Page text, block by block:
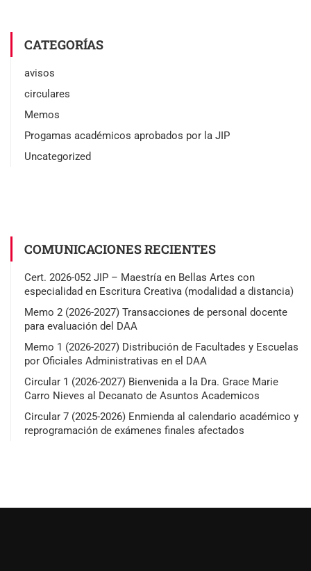
CATEGORÍAS
avisos
circulares
Memos
Progamas académicos aprobados por la JIP
Uncategorized
COMUNICACIONES RECIENTES
Cert. 2026-052 JIP – Maestría en Bellas Artes con
especialidad en Escritura Creativa (modalidad a distancia)
Memo 2 (2026-2027) Transacciones de personal docente
para evaluación del DAA
Memo 1 (2026-2027) Distribución de Facultades y Escuelas
por Oficiales Administrativas en el DAA
Circular 1 (2026-2027) Bienvenida a la Dra. Grace Marie
Carro Nieves al Decanato de Asuntos Academicos
Circular 7 (2025-2026) Enmienda al calendario académico y
reprogramación de exámenes finales afectados